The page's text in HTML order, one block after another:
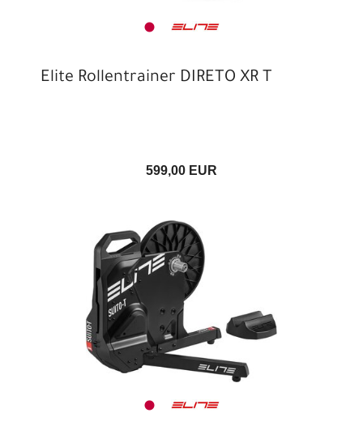
Elite Rollentrainer DIRETO XR T
599,00 EUR